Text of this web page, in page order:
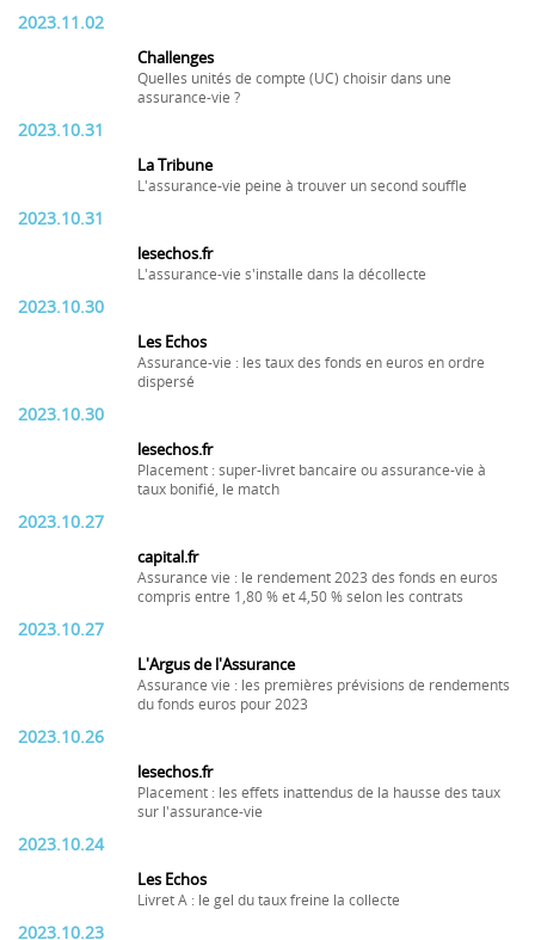
2023.11.02
Challenges
Quelles unités de compte (UC) choisir dans une
assurance-vie ?
2023.10.31
La Tribune
L'assurance-vie peine à trouver un second souffle
2023.10.31
lesechos.fr
L'assurance-vie s'installe dans la décollecte
2023.10.30
Les Echos
Assurance-vie : les taux des fonds en euros en ordre
dispersé
2023.10.30
lesechos.fr
Placement : super-livret bancaire ou assurance-vie à
taux bonifié, le match
2023.10.27
capital.fr
Assurance vie : le rendement 2023 des fonds en euros
compris entre 1,80 % et 4,50 % selon les contrats
2023.10.27
L'Argus de l'Assurance
Assurance vie : les premières prévisions de rendements
du fonds euros pour 2023
2023.10.26
lesechos.fr
Placement : les effets inattendus de la hausse des taux
sur l'assurance-vie
2023.10.24
Les Echos
Livret A : le gel du taux freine la collecte
2023.10.23